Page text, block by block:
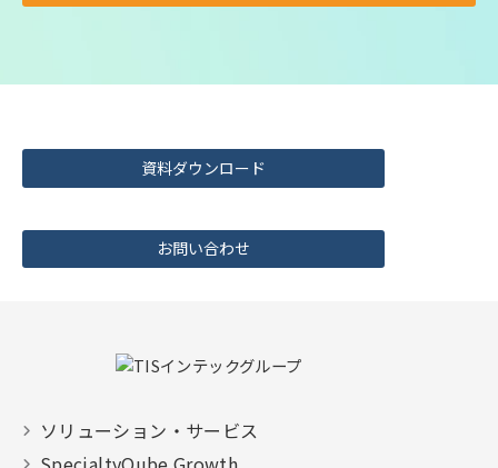
資料ダウンロード
お問い合わせ
ソリューション・サービス